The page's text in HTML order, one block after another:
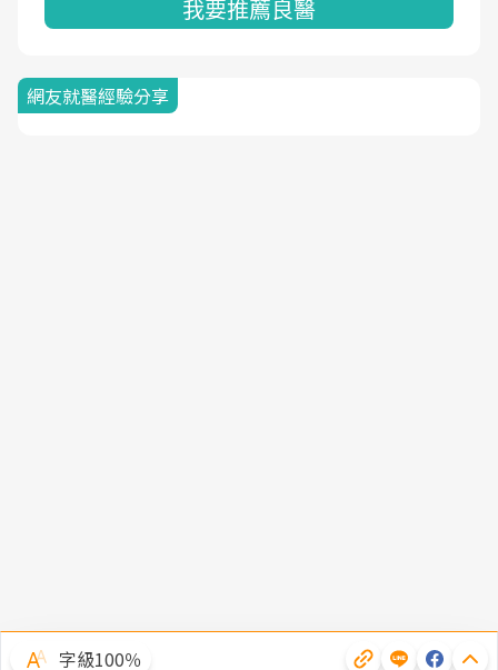
我要推薦良醫
網友就醫經驗分享
字級100％